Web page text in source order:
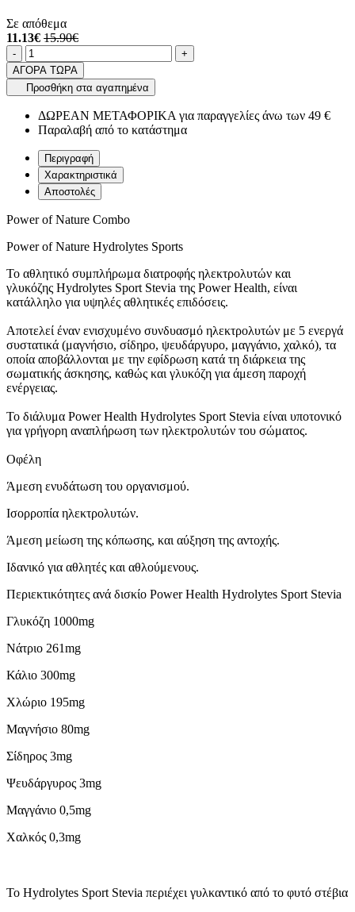
Σε απόθεμα
11.13€ 15.90€
Ποσότητα
-product.increase.quantity +
ΑΓΟΡΑ ΤΩΡΑ
Προσθήκη στα αγαπημένα
ΔΩΡΕΑΝ ΜΕΤΑΦΟΡΙΚΑ για παραγγελίες άνω των 49 €
Παραλαβή από το κατάστημα
Περιγραφή
Χαρακτηριστικά
Αποστολές
Power of Nature Combo
Power of Nature Hydrolytes Sports
Το αθλητικό συμπλήρωμα διατροφής ηλεκτρολυτών και
γλυκόζης Hydrolytes Sport Stevia της Power Health, είναι
κατάλληλο για υψηλές αθλητικές επιδόσεις.
Αποτελεί έναν ενισχυμένο συνδυασμό ηλεκτρολυτών με 5 ενεργά
συστατικά (μαγνήσιο, σίδηρο, ψευδάργυρο, μαγγάνιο, χαλκό), τα
οποία αποβάλλονται με την εφίδρωση κατά τη διάρκεια της
σωματικής άσκησης, καθώς και γλυκόζη για άμεση παροχή
ενέργειας.
Το διάλυμα Power Health Hydrolytes Sport Stevia είναι υποτονικό
για γρήγορη αναπλήρωση των ηλεκτρολυτών του σώματος.
Οφέλη
Άμεση ενυδάτωση του οργανισμού.
Ισορροπία ηλεκτρολυτών.
Άμεση μείωση της κόπωσης, και αύξηση της αντοχής.
Ιδανικό για αθλητές και αθλούμενους.
Περιεκτικότητες ανά δισκίο Power Health Hydrolytes Sport Stevia
Γλυκόζη 1000mg
Νάτριο 261mg
Κάλιο 300mg
Χλώριο 195mg
Μαγνήσιο 80mg
Σίδηρος 3mg
Ψευδάργυρος 3mg
Μαγγάνιο 0,5mg
Χαλκός 0,3mg
Το Hydrolytes Sport Stevia περιέχει γυλκαντικό από το φυτό στέβια